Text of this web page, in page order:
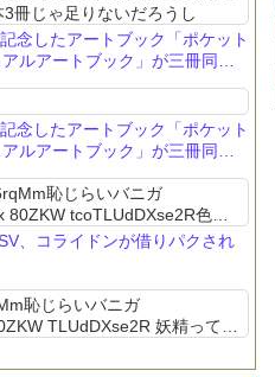
3冊じゃ足りないだろうし
念したアートブック「ポケット
ルアートブック」が三冊同時
念したアートブック「ポケット
ルアートブック」が三冊同時
恥じらいバニガ
tcoTLUdDXse2R色違
はマシマシラ達ともっこかZ-A
購入者特典の色...
、コライドンが借りパクされ
恥じらいバニガ
TLUdDXse2R 妖精ってい
りゃ厳つい見た目の妖精もい
ンブルは妖精ポケモンでフ